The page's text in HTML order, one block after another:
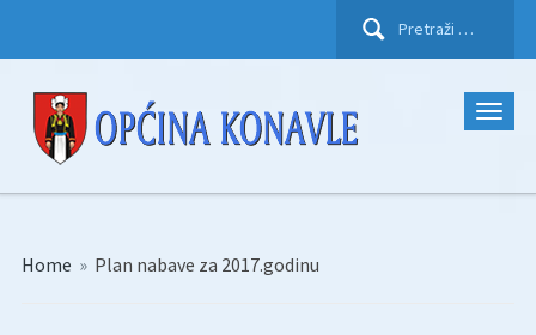
Pretraži:
Home » Plan nabave za 2017.godinu